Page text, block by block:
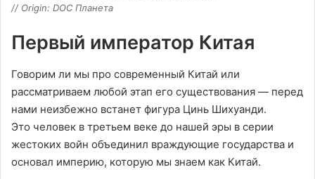
// Origin: DOC Планета
Первый император Китая
Говорим ли мы про современный Китай или
рассматриваем любой этап его существования — перед
нами неизбежно встанет фигура Цинь Шихуанди.
Это человек в третьем веке до нашей эры в серии
жестоких войн объединил враждующие государства и
основал империю, которую мы знаем как Китай.